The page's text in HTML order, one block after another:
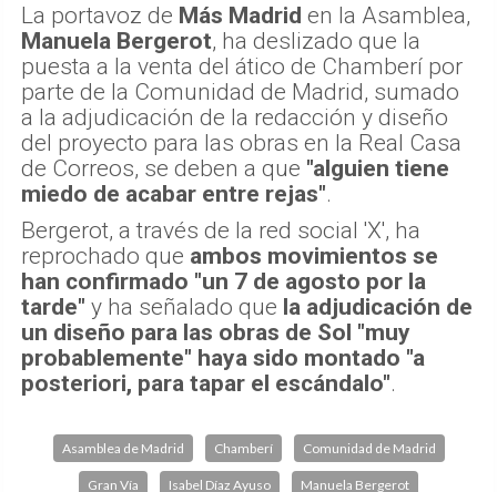
La portavoz de Más Madrid en la Asamblea,
Manuela Bergerot, ha deslizado que la
puesta a la venta del ático de Chamberí por
parte de la Comunidad de Madrid, sumado
a la adjudicación de la redacción y diseño
del proyecto para las obras en la Real Casa
de Correos, se deben a que "alguien tiene
miedo de acabar entre rejas".
Bergerot, a través de la red social 'X', ha
reprochado que ambos movimientos se
han confirmado "un 7 de agosto por la
tarde" y ha señalado que la adjudicación de
un diseño para las obras de Sol "muy
probablemente" haya sido montado "a
posteriori, para tapar el escándalo".
Asamblea de Madrid Chamberí Comunidad de Madrid
Gran Vía Isabel Díaz Ayuso Manuela Bergerot